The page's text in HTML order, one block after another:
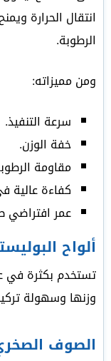
انتقال الحرارة
الرطوبة.
ومن مميزاته:
سرعة التنفيذ.
خفة الوزن.
مقاومة
كفاءة عالية
عمر افتراضي
ألواح
تستخدم بكثرة في
وزنها وسهولة
الصوف